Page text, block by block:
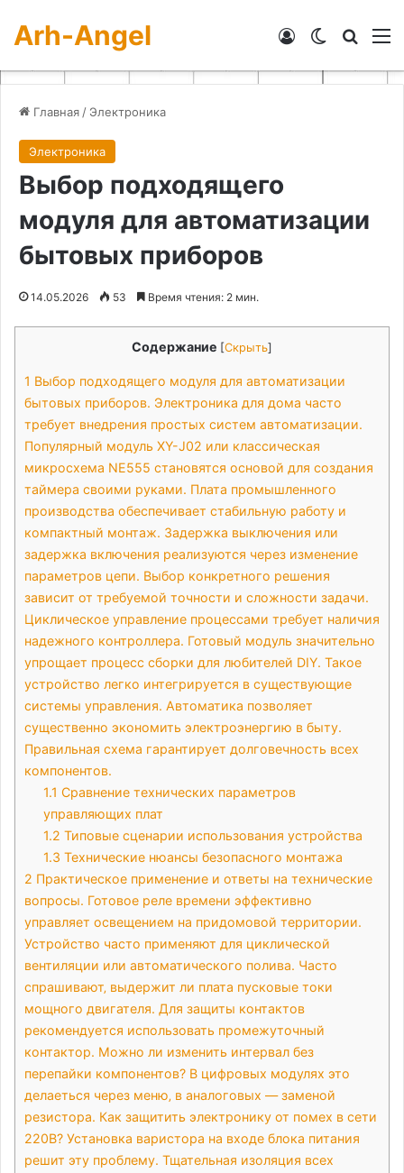
Arh-Angel Switch skin
Войти
Главная / Электроника
Электроника
Выбор подходящего
модуля для автоматизации
бытовых приборов
14.05.2026 53 Время чтения: 2 мин.
Содержание [Скрыть]
1 Выбор подходящего модуля для автоматизации
бытовых приборов. Электроника для дома часто
требует внедрения простых систем автоматизации.
Популярный модуль XY-J02 или классическая
микросхема NE555 становятся основой для создания
таймера своими руками. Плата промышленного
производства обеспечивает стабильную работу и
компактный монтаж. Задержка выключения или
задержка включения реализуются через изменение
параметров цепи. Выбор конкретного решения
зависит от требуемой точности и сложности задачи.
Циклическое управление процессами требует наличия
надежного контроллера. Готовый модуль значительно
упрощает процесс сборки для любителей DIY. Такое
устройство легко интегрируется в существующие
системы управления. Автоматика позволяет
существенно экономить электроэнергию в быту.
Правильная схема гарантирует долговечность всех
компонентов.
1.1 Сравнение технических параметров
управляющих плат
1.2 Типовые сценарии использования устройства
1.3 Технические нюансы безопасного монтажа
2 Практическое применение и ответы на технические
вопросы. Готовое реле времени эффективно
управляет освещением на придомовой территории.
Устройство часто применяют для циклической
вентиляции или автоматического полива. Часто
спрашивают‚ выдержит ли плата пусковые токи
мощного двигателя. Для защиты контактов
рекомендуется использовать промежуточный
контактор. Можно ли изменить интервал без
перепайки компонентов? В цифровых модулях это
делаеться через меню‚ в аналоговых — заменой
резистора. Как защитить электронику от помех в сети
220В? Установка варистора на входе блока питания
решит эту проблему. Тщательная изоляция всех